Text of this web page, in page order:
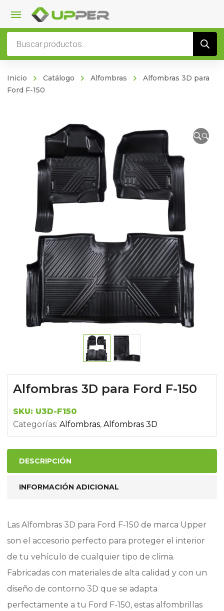
Inicio Catálogo Alfombras
Alfombras 3D para
Ford F-150
🔍
Alfombras 3D para Ford F-150
SKU: U3D-F150
Categorías: Alfombras, Alfombras 3D
DESCRIPCIÓN
INFORMACIÓN ADICIONAL
Las Alfombras 3D para Ford F-150 de marca Upper
son el accesorio perfecto para proteger el interior
de tu vehículo de cualquier tipo de clima.
Fabricadas con materiales de alta calidad y con un
diseño de contorno 3D que se adapta
perfectamente a tu Ford F-150, estas alfombrillas